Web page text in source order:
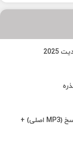
دانلود آهنگ مسعود جلیلیان و رامین تجنگی نسخ (MP3 اصلی) +